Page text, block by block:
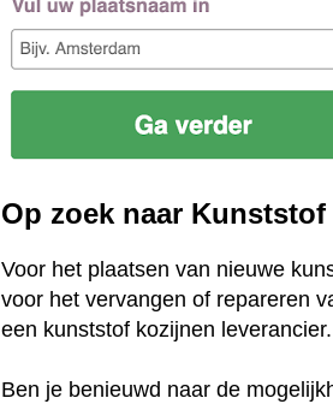
Op zoek naar
Voor het plaatsen van nieuwe
voor het vervangen of repareren
een kunststof kozijnen leverancier.
Ben je benieuwd naar de